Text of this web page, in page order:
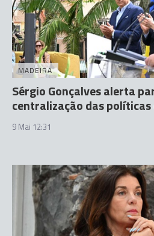
MADEIRA
Sérgio Gonçalves alerta
centralização das
9 Mai 12:31